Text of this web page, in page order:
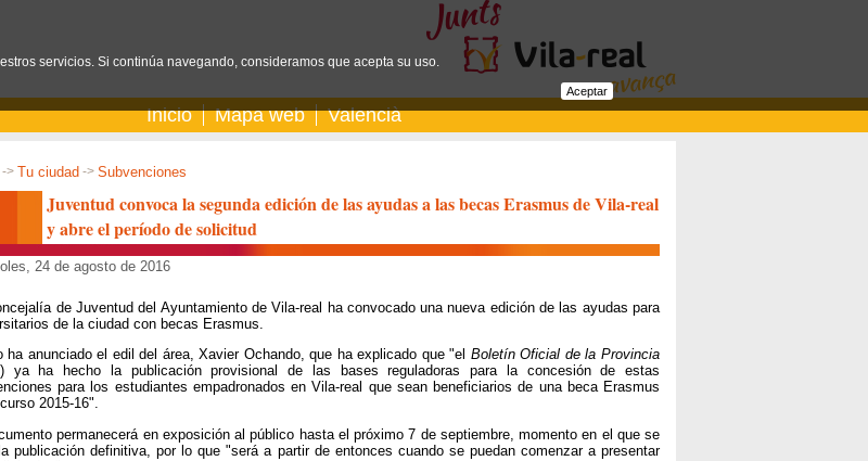
Inicio Mapa web Valencià
-> Tu ciudad -> Subvenciones
Juventud convoca la segunda edición de las ayudas a las becas Erasmus de Vila-real
y abre el período de solicitud
24 de agosto de 2016
de Juventud del Ayuntamiento de Vila-real ha convocado una nueva edición de las ayudas para
de la ciudad con becas Erasmus.
ha anunciado el edil del área, Xavier Ochando, que ha explicado que "el Boletín Oficial de la Provincia
ya ha hecho la publicación provisional de las bases reguladoras para la concesión de estas
para los estudiantes empadronados en Vila-real que sean beneficiarios de una beca Erasmus
2015-16".
permanecerá en exposición al público hasta el próximo 7 de septiembre, momento en el que se
publicación definitiva, por lo que "será a partir de entonces cuando se puedan comenzar a presentar
servicios. Si continúa navegando, consideramos que acepta su uso.
Aceptar